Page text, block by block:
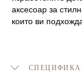
аксесоар за
които ви